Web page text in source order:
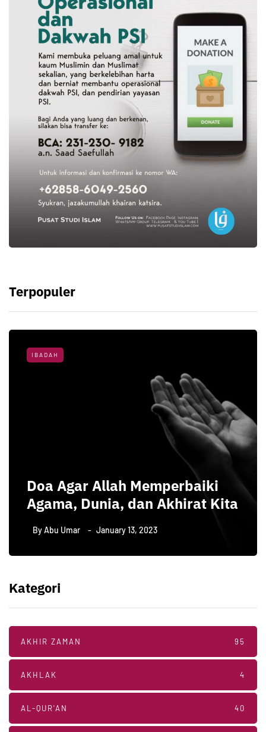
Terpopuler
IBADAH
Doa Agar Allah Memperbaiki
Agama, Dunia, dan Akhirat Kita
ByAbu Umar January 13, 2023
Kategori
AKHIR ZAMAN 95
AKHLAK 4
AL-QUR'AN 40